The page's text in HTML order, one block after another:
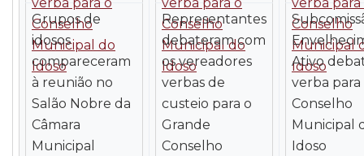
Grupos de
idosos
compareceram
à reunião no
Salão Nobre da
Câmara
Municipal
Representantes
debateram com
os vereadores
verbas de
custeio para o
Grande
Conselho
Ativo
verba para
Conselho
Municipal
Idoso